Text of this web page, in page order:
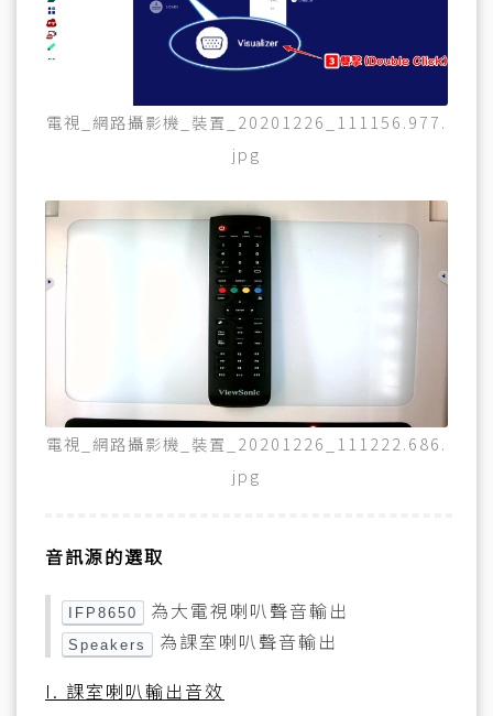
電視_網路攝影機_裝置_20201226_111156.977.
jpg
電視_網路攝影機_裝置_20201226_111222.686.
jpg
音訊源的選取
IFP8650 為大電視喇叭聲音輸出
Speakers
為課室喇叭聲音輸出
I. 課室喇叭輸出音效